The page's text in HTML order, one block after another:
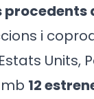
procedents
i
Units,
12